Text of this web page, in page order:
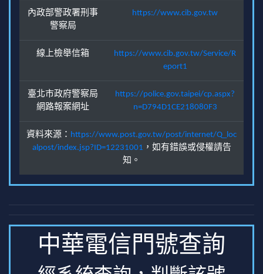
內政部警政署刑事
警察局
https://www.cib.gov.tw
線上檢舉信箱
https://www.cib.gov.tw/Service/R
eport1
臺北市政府警察局
網路報案網址
https://police.gov.taipei/cp.aspx?
n=D794D1CE218080F3
資料來源： https://www.post.gov.tw/post/internet/Q_loc
alpost/index.jsp?ID=12231001 ，如有錯誤或侵權請告
知。
中華電信門號查詢